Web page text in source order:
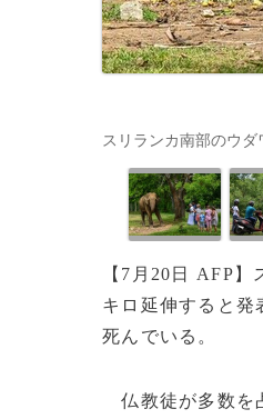
スリランカ南部のウダ
【7月20日 AFP
キロ延伸すると発
死んでいる。
仏教徒が多数を